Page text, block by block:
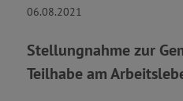
06.08.2021
Stellungnahme zur
Teilhabe am